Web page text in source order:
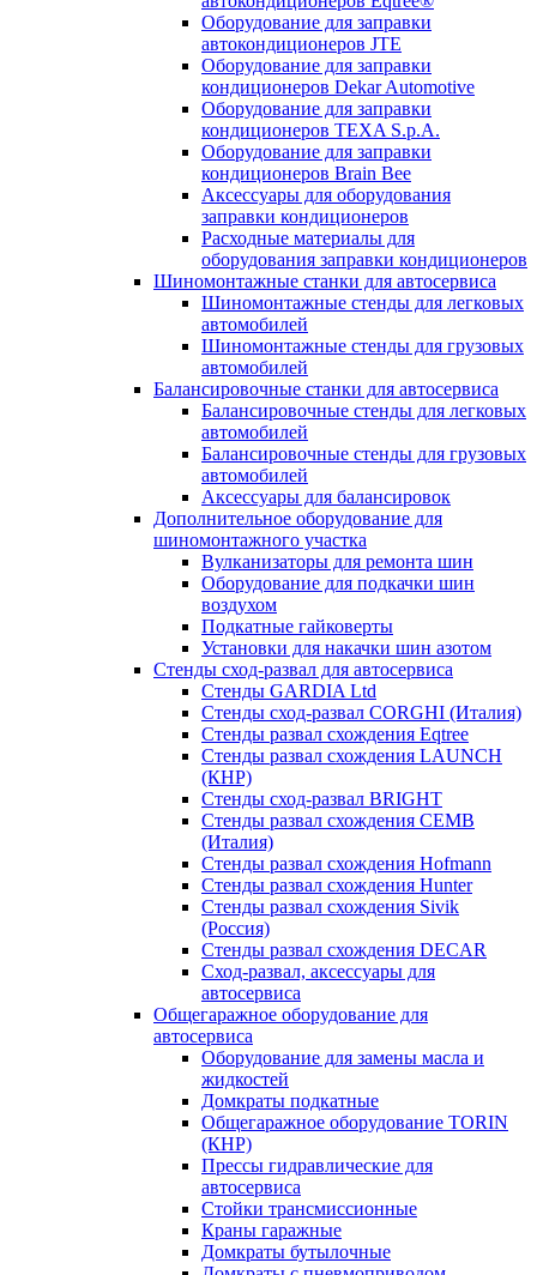
Оборудование для заправки
автокондиционеров JTE
Оборудование для заправки
кондиционеров Dekar Automotive
Оборудование для заправки
кондиционеров TEXA S.p.A.
Оборудование для заправки
кондиционеров Brain Bee
Аксессуары для оборудования
заправки кондиционеров
Расходные материалы для
оборудования заправки кондиционеров
Шиномонтажные станки для автосервиса
Шиномонтажные стенды для легковых
автомобилей
Шиномонтажные стенды для грузовых
автомобилей
Балансировочные станки для автосервиса
Балансировочные стенды для легковых
автомобилей
Балансировочные стенды для грузовых
автомобилей
Аксессуары для балансировок
Дополнительное оборудование для
шиномонтажного участка
Вулканизаторы для ремонта шин
Оборудование для подкачки шин
воздухом
Подкатные гайковерты
Установки для накачки шин азотом
Стенды сход-развал для автосервиса
Стенды GARDIA Ltd
Стенды сход-развал CORGHI (Италия)
Стенды развал схождения Eqtree
Стенды развал схождения LAUNCH
(КНР)
Стенды сход-развал BRIGHT
Стенды развал схождения CEMB
(Италия)
Стенды развал схождения Hofmann
Стенды развал схождения Hunter
Стенды развал схождения Sivik
(Россия)
Стенды развал схождения DECAR
Сход-развал, аксессуары для
автосервиса
Общегаражное оборудование для
автосервиса
Оборудование для замены масла и
жидкостей
Домкраты подкатные
Общегаражное оборудование TORIN
(КНР)
Прессы гидравлические для
автосервиса
Стойки трансмиссионные
Краны гаражные
Домкраты бутылочные